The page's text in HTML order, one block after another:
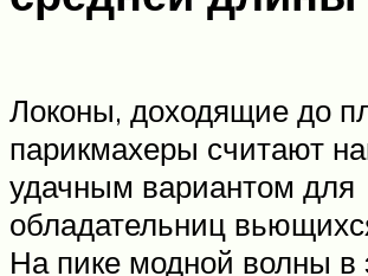
Локоны, доходящие до
парикмахеры считают
удачным вариантом для
обладательниц
На пике модной волны в